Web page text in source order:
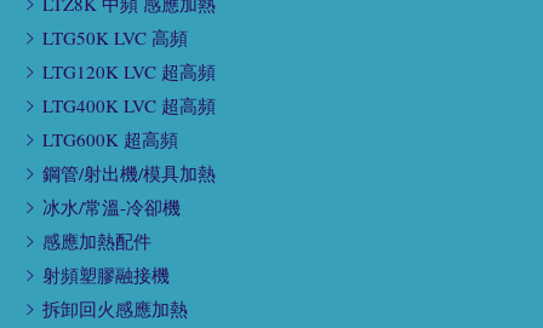
LTG50K LVC 高頻
LTG120K LVC 超高頻
LTG400K LVC 超高頻
LTG600K 超高頻
鋼管/射出機/模具加熱
冰水/常溫-冷卻機
感應加熱配件
射頻塑膠融接機
拆卸回火感應加熱